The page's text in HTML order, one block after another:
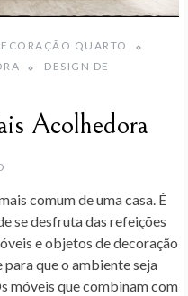
QUARTO
DESIGN DE
Acolhedora
comum de uma casa. É
se desfruta das refeições
e objetos de decoração
que o ambiente seja
móveis que combinam com